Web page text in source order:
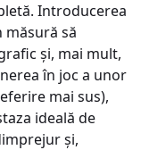
Introducerea
să
şi, mai mult,
în joc a unor
mai sus),
ideală de
şi,